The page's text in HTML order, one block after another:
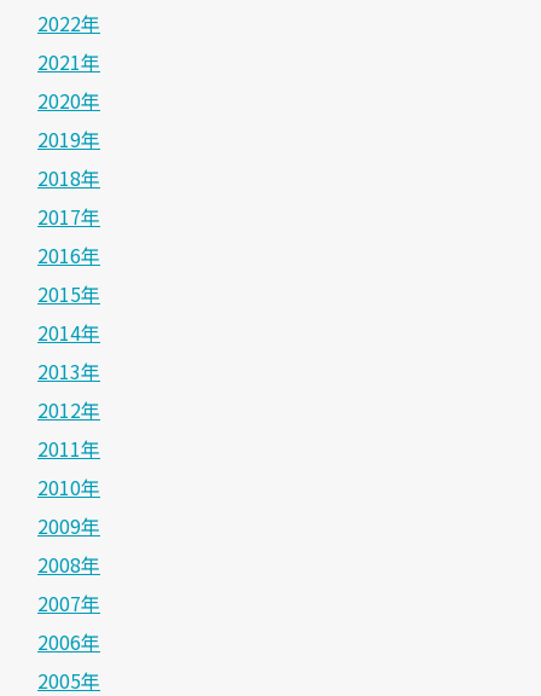
2022年
2021年
2020年
2019年
2018年
2017年
2016年
2015年
2014年
2013年
2012年
2011年
2010年
2009年
2008年
2007年
2006年
2005年